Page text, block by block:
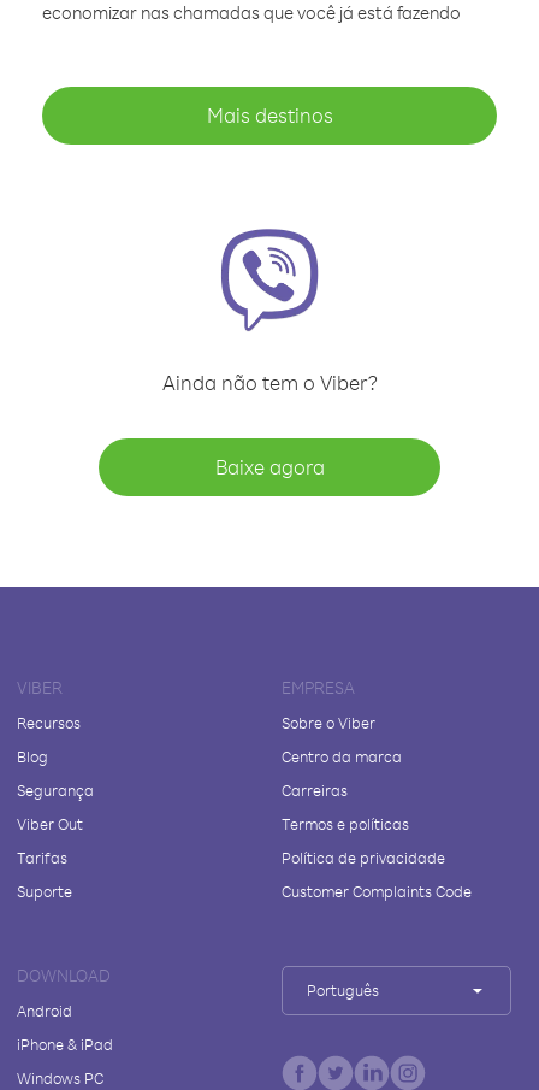
economizar nas chamadas que você já está fazendo
Mais destinos
Ainda não tem o Viber?
Baixe agora
VIBER
Recursos
Blog
Segurança
Viber Out
Tarifas
Suporte
EMPRESA
Sobre o Viber
Centro da marca
Carreiras
Termos e políticas
Política de privacidade
Customer Complaints Code
DOWNLOAD
Android
iPhone & iPad
Windows PC
Português